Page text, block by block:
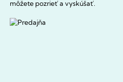
môžete pozrieť a vyskúšať.